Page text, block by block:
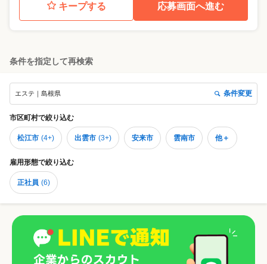
キープする 応募画面へ進む
条件を指定して再検索
エステ｜島根県 条件変更
市区町村で絞り込む
松江市 (4+) 出雲市 (3+) 安来市 雲南市 他＋
雇用形態で絞り込む
正社員 (6)